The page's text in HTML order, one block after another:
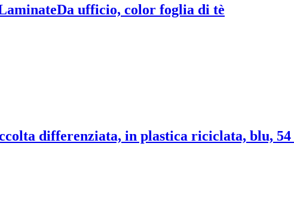
Da ufficio, color foglia di tè
differenziata, in plastica riciclata, blu, 54